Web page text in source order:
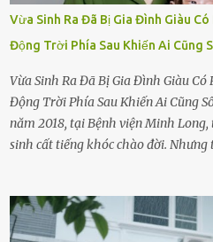
Vừa Sinh Ra Đã Bị Gia Đình Giàu
Động Trời Phía Sau Khiến Ai Cũng
Vừa Sinh Ra Đã Bị Gia Đình Giàu Có
Động Trời Phía Sau Khiến Ai Cũng
năm 2018, tại Bệnh viện Minh
sinh cất tiếng khóc chào đời. Nhưng
hảo, địa vị cao sang của ông Trần
Tùng, một doanh nhân quyền lực